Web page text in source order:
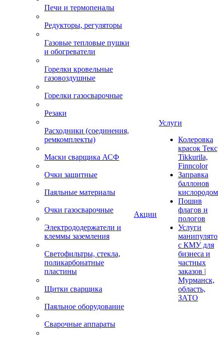
Печи и термопеналы
Редукторы, регуляторы
Газовые тепловые пушки
и обогреватели
Горелки кровельные
газовоздушные
Горелки газосварочные
Резаки
Расходники (соединения,
ремкомплекты)
Маски сварщика АСФ
Очки защитные
Паяльные материалы
Очки газосварочные
Электрододержатели и
клеммы заземления
Светофильтры, стекла,
поликарбонатные
пластины
Щитки сварщика
Паяльное оборудование
Сварочные аппараты
Акции
Услуги
Колеровка
красок
Tikkurila,
Finncolor
Заправка
баллонов
кислородом
Пошив
флагов и
пологов
Услуги
с КМУ для
бизнеса и
частных
заказов |
Мурманск,
область,
ЗАТО